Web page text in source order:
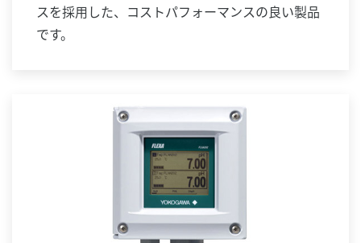
スを採用した、コストパフォーマンスの良い製品
です。